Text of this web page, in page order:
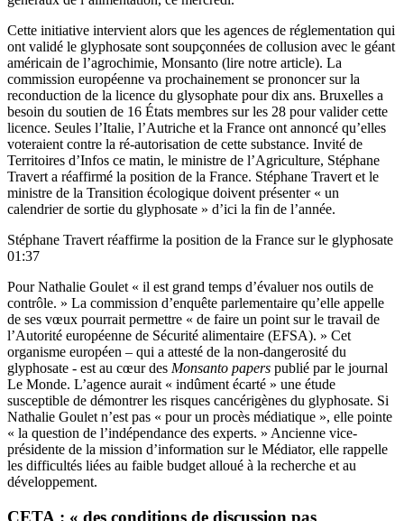
Cette initiative intervient alors que les agences de réglementation qui
ont validé le glyphosate sont soupçonnées de collusion avec le géant
américain de l’agrochimie, Monsanto (lire notre article). La
commission européenne va prochainement se prononcer sur la
reconduction de la licence du glysophate pour dix ans. Bruxelles a
besoin du soutien de 16 États membres sur les 28 pour valider cette
licence. Seules l’Italie, l’Autriche et la France ont annoncé qu’elles
voteraient contre la ré-autorisation de cette substance. Invité de
Territoires d’Infos ce matin, le ministre de l’Agriculture, Stéphane
Travert a réaffirmé la position de la France. Stéphane Travert et le
ministre de la Transition écologique doivent présenter « un
calendrier de sortie du glyphosate » d’ici la fin de l’année.
Stéphane Travert réaffirme la position de la France sur le glyphosate
01:37
Pour Nathalie Goulet « il est grand temps d’évaluer nos outils de
contrôle. » La commission d’enquête parlementaire qu’elle appelle
de ses vœux pourrait permettre « de faire un point sur le travail de
l’Autorité européenne de Sécurité alimentaire (EFSA). » Cet
organisme européen – qui a attesté de la non-dangerosité du
glyphosate - est au cœur des Monsanto papers publié parle journal
Le Monde. L’agence aurait « indûment écarté » une étude
susceptible de démontrer les risques cancérigènes du glyphosate. Si
Nathalie Goulet n’est pas « pour un procès médiatique », elle pointe
« la question de l’indépendance des experts. » Ancienne vice-
présidente de la mission d’information sur le Médiator, elle rappelle
les difficultés liées au faible budget alloué à la recherche et au
développement.
CETA : « des conditions de discussion pas